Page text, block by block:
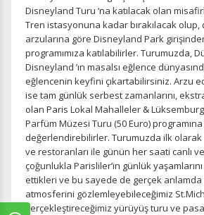
Disneyland Turu ‘na katılacak olan
Tren istasyonuna kadar bırakılacak olup,
arzularına göre Disneyland Park
programımıza katılabilirler. Turumuzda,
Disneyland ’ın masalsı eğlence
eğlencenin keyfini çıkartabilirsiniz. Arzu
ise tam günlük serbest zamanlarını,
olan Paris Lokal Mahalleler &
Parfüm Müzesi Turu (50 Euro)
değerlendirebilirler. Turumuzda ilk
ve restoranları ile günün her saati canlı
çoğunlukla Parisliler’in günlük
ettikleri ve bu sayede de gerçek anlamda
atmosferini gözlemleyebileceğimiz
gerçekleştireceğimiz yürüyüş turu ve